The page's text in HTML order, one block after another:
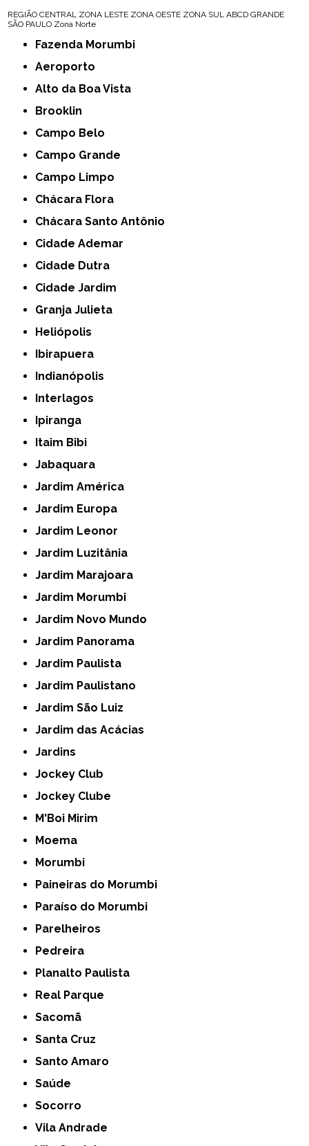
REGIÃO CENTRAL ZONA LESTE ZONA OESTE ZONA SUL ABCD GRANDE
SÃO PAULO Zona Norte
Fazenda Morumbi
Aeroporto
Alto da Boa Vista
Brooklin
Campo Belo
Campo Grande
Campo Limpo
Chácara Flora
Chácara Santo Antônio
Cidade Ademar
Cidade Dutra
Cidade Jardim
Granja Julieta
Heliópolis
Ibirapuera
Indianópolis
Interlagos
Ipiranga
Itaim Bibi
Jabaquara
Jardim América
Jardim Europa
Jardim Leonor
Jardim Luzitânia
Jardim Marajoara
Jardim Morumbi
Jardim Novo Mundo
Jardim Panorama
Jardim Paulista
Jardim Paulistano
Jardim São Luiz
Jardim das Acácias
Jardins
Jockey Club
Jockey Clube
M'Boi Mirim
Moema
Morumbi
Paineiras do Morumbi
Paraíso do Morumbi
Parelheiros
Pedreira
Planalto Paulista
Real Parque
Sacomã
Santa Cruz
Santo Amaro
Saúde
Socorro
Vila Andrade